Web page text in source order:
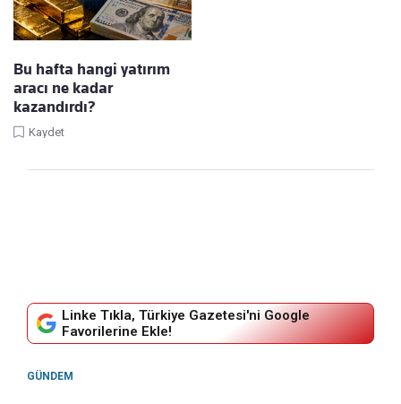
Bu hafta hangi yatırım
aracı ne kadar
kazandırdı?
Kaydet
Linke Tıkla, Türkiye Gazetesi'ni Google
Favorilerine Ekle!
GÜNDEM